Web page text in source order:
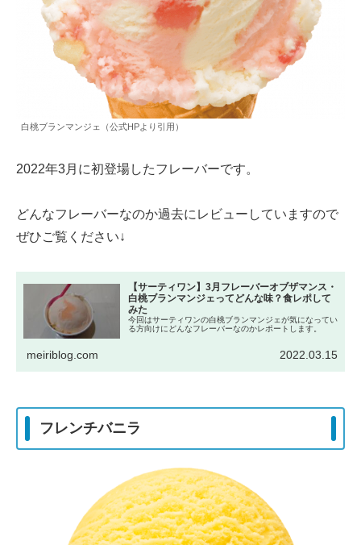
白桃ブランマンジェ（公式HPより引用）
2022年3月に初登場したフレーバーです。
どんなフレーバーなのか過去にレビューしていますので
ぜひご覧ください↓
【サーティワン】3月フレーバーオブザマンス・
白桃ブランマンジェってどんな味？食レポして
みた
今回はサーティワンの白桃ブランマンジェが気になってい
る方向けにどんなフレーバーなのかレポートします。
meiriblog.com 2022.03.15
フレンチバニラ